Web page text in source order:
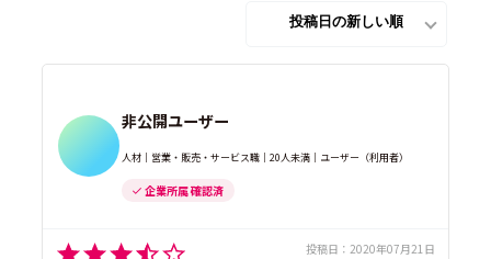
非公開ユーザー
人材｜営業・販売・サービス職｜20人未満｜ユーザー（利用者）
企業所属 確認済
投稿日： 2020年07月21日